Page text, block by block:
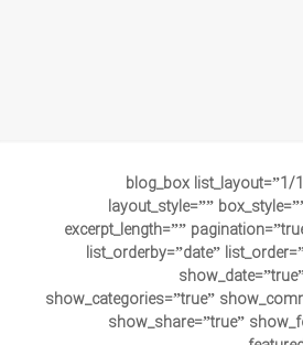
[blog_box list_layout=”1/
layout_style=””
excerpt_length=””
list_orderby=”date”
show_categories=”true”
show_share=”true”